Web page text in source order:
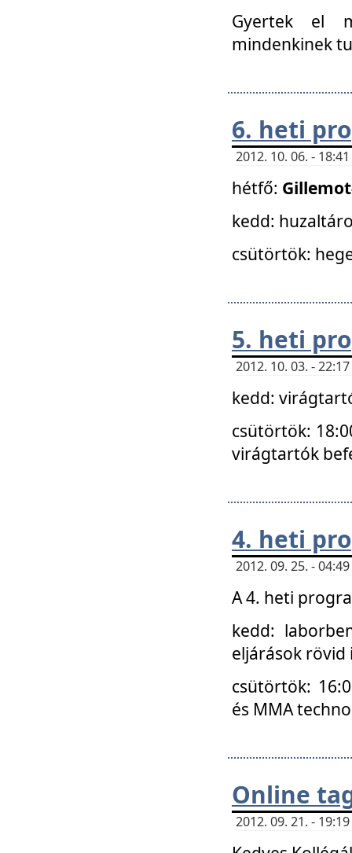
Gyertek el
mindenkinek
6. heti
2012. 10. 06. -
hétfő:
kedd:
csütörtök:
5. heti
2012. 10. 03. -
kedd:
csütörtök:
virágtartók
4. heti
2012. 09. 25. -
A 4. heti
kedd:
eljárások
csütörtök:
és MMA
Online
2012. 09. 21. -